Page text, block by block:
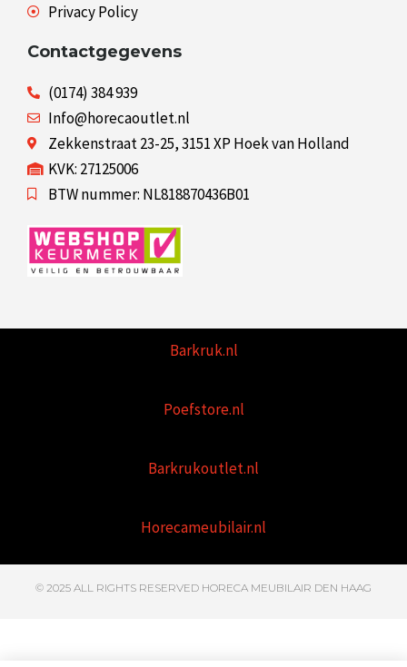
Privacy Policy
Contactgegevens
(0174) 384 939
Info@horecaoutlet.nl
Zekkenstraat 23-25, 3151 XP Hoek van Holland
KVK: 27125006
BTW nummer: NL818870436B01
Barkruk.nl
Poefstore.nl
Barkrukoutlet.nl
Horecameubilair.nl
© 2025 ALL RIGHTS RESERVED HORECA MEUBILAIR DEN HAAG